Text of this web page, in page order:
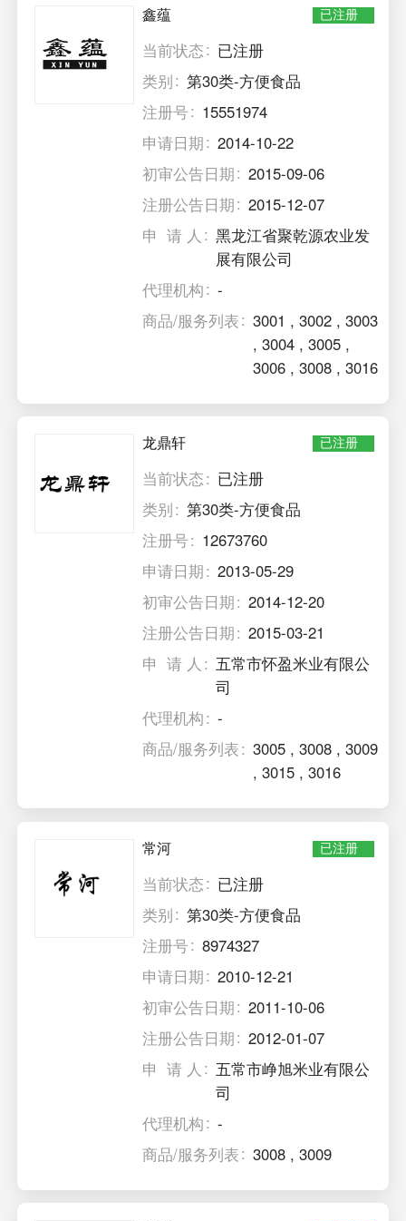
鑫蕴 已注册
当前状态
已注册
类别
第30类-方便食品
注册号
15551974
申请日期
2014-10-22
初审公告日期
2015-09-06
注册公告日期
2015-12-07
申 请 人
黑龙江省聚乾源农业发
展有限公司
代理机构
-
商品/服务列表
3001 ,3002 ,3003
,3004 ,3005 ,
3006 ,3008 ,3016
龙鼎轩 已注册
当前状态
已注册
类别
第30类-方便食品
注册号
12673760
申请日期
2013-05-29
初审公告日期
2014-12-20
注册公告日期
2015-03-21
申 请 人
五常市怀盈米业有限公
司
代理机构
-
商品/服务列表
3005 ,3008 ,3009
,3015 ,3016
常河 已注册
当前状态
已注册
类别
第30类-方便食品
注册号
8974327
申请日期
2010-12-21
初审公告日期
2011-10-06
注册公告日期
2012-01-07
申 请 人
五常市峥旭米业有限公
司
代理机构
-
商品/服务列表
3008 ,3009